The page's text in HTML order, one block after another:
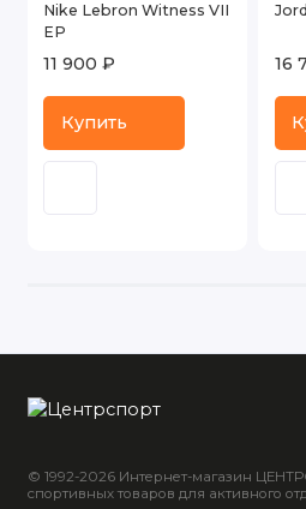
Nike Lebron Witness VII
EP
11 900 ₽
Купить
16
© 1992-2026 Интернет-магазин
спортивных товаров для активного